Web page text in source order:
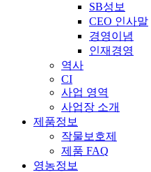
SB성보
CEO 인사말
경영이념
인재경영
역사
CI
사업 영역
사업장 소개
제품정보
작물보호제
제품 FAQ
영농정보